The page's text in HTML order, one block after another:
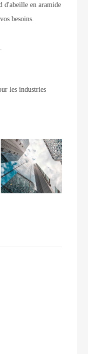
d'abeille en aramide
besoins.
les industries